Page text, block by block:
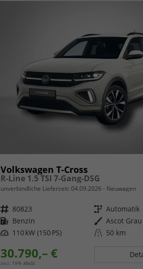
Volkswagen T-Cross
R-Line 1.5 TSI 7-Gang-DSG
unverbindliche Lieferzeit: 04.09.2026 Neuwagen
Fahrzeugnr. 80823 Getriebe Automatik
Kraftstoff Benzin Außenfarbe Ascot Grau
Leistung 110 kW (150 PS) Kilometerstand 50 km
30.790,– €
incl. 19% MwSt.